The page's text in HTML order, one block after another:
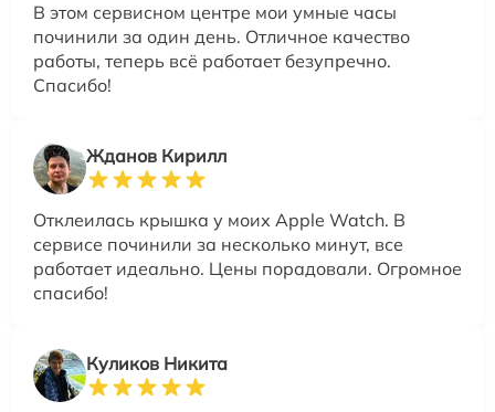
В этом сервисном центре мои умные часы
починили за один день. Отличное качество
работы, теперь всё работает безупречно.
Спасибо!
Жданов Кирилл
Отклеилась крышка у моих Apple Watch. В
сервисе починили за несколько минут, все
работает идеально. Цены порадовали. Огромное
спасибо!
Куликов Никита